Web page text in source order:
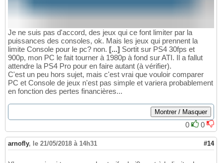
Je ne suis pas d'accord, des jeux qui ce font limiter par la
puissances des consoles, ok. Mais les jeux qui prennent la
limite Console pour le pc? non. [...] Sortit sur PS4 30fps et
900p, mon PC le fait tourner à 1980p à fond sur ATI. Il a fallut
attendre la PS4 Pro pour en faire autant (à vérifier).
C'est un peu hors sujet, mais c'est vrai que vouloir comparer
PC et Console de jeux n'est pas simple et variera probablement
en fonction des pertes financières...
0 0
arnofly, le 21/05/2018 à 14h31 #14